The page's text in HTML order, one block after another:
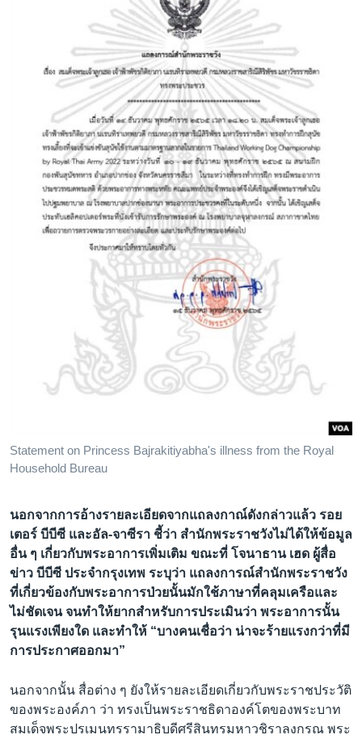
Statement on Princess Bajrakitiyabha's illness from the Royal
Household Bureau
นอกจากการอ้างรายละเอียดจากแถลงกาณ์ดังกล่าวแล้ว รอย
เตอร์ บีบีซี และอัล-จาซีรา ชี้ว่า สำนักพระราชวังไม่ได้ให้ข้อมูล
อื่น ๆ เกี่ยวกับพระอาการเพิ่มเติม ขณะที่ โจนาธาน เฮด ผู้สื่อ
ข่าว บีบีซี ประจำกรุงเทพ ระบุว่า แถลงการณ์สำนักพระราชวัง
ที่เกี่ยวข้องกับพระอาการป่วยนั้นมักใช้ภาษาที่คลุมเครือและ
ไม่ชัดเจน จนทำให้ยากสำหรับการประเมินว่า พระอาการนั้น
รุนแรงเพียงใด และทำให้ “บางคนเชื่อว่า น่าจะร้ายแรงกว่าที่มี
การประกาศออกมา”
นอกจากนั้น สื่อต่าง ๆ ยังให้รายละเอียดเกี่ยวกับพระราชประวัติ
ของพระองค์ภา ว่า ทรงเป็นพระราชธิดาองค์โตของพระบาท
สมเด็จพระปรเมนทรรามาธิบดีศรีสินทรมหาวชิราลงกรณ พระ